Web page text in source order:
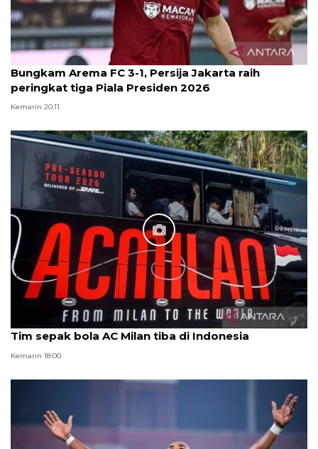
Bungkam Arema FC 3-1, Persija Jakarta raih
peringkat tiga Piala Presiden 2026
Kemarin 20:11
Tim sepak bola AC Milan tiba di Indonesia
Kemarin 18:00